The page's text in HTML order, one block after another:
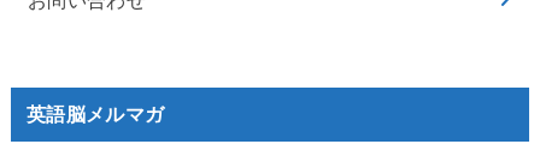
英語脳メルマガ